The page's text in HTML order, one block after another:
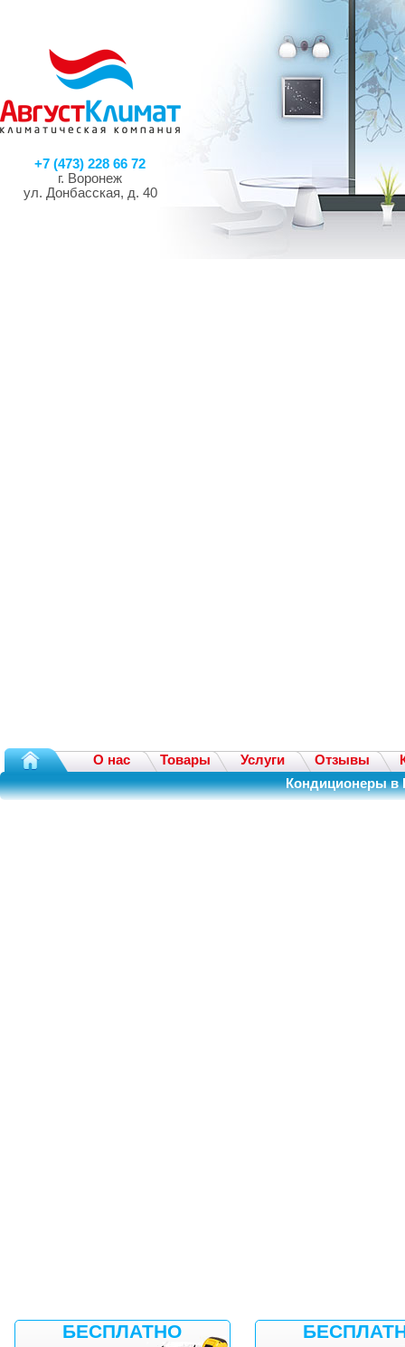
+7 (473) 228 66 72
г. Воронеж
ул. Донбасская, д. 40
О нас Товары Услуги Отзывы
Кондиционеры в
БЕСПЛАТНО